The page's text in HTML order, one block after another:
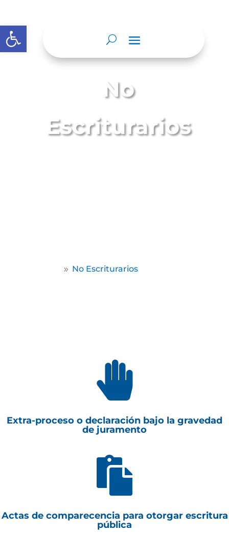
Abrir barra de herramientas
No
Escriturarios
9 No Escriturarios

Extra-proceso o declaración bajo la gravedad
de juramento

Actas de comparecencia para otorgar escritura
pública